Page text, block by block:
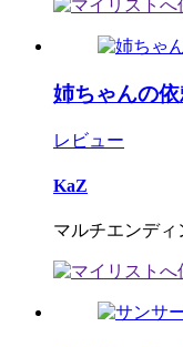
姉ちゃんの
レビュー
KaZ
マルチエンデ